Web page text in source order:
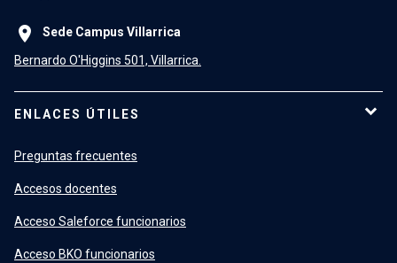
place
Sede Campus Villarrica
Bernardo O'Higgins 501, Villarrica.
ENLACES ÚTILES
Preguntas frecuentes
Accesos docentes
Acceso Saleforce funcionarios
Acceso BKO funcionarios